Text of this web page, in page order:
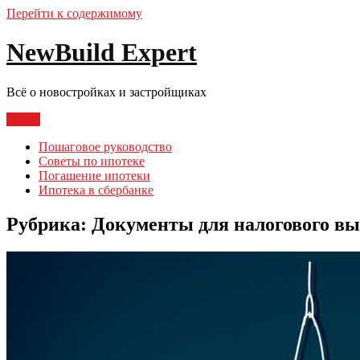
Перейти к содержимому
NewBuild Expert
Всё о новостройках и застройщиках
Пошаговое руководство
Советы по ипотеке
Погашение ипотеки
Ипотека в сбербанке
Рубрика: Документы для налогового